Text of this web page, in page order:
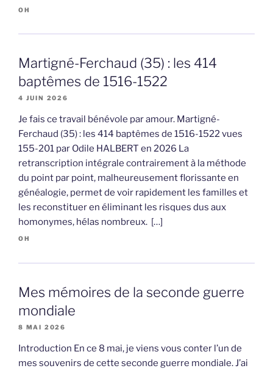
OH
Martigné-Ferchaud (35) : les 414
baptêmes de 1516-1522
4 JUIN 2026
Je fais ce travail bénévole par amour. Martigné-
Ferchaud (35) : les 414 baptêmes de 1516-1522 vues
155-201 par Odile HALBERT en 2026 La
retranscription intégrale contrairement à la méthode
du point par point, malheureusement florissante en
généalogie, permet de voir rapidement les familles et
les reconstituer en éliminant les risques dus aux
homonymes, hélas nombreux. […]
OH
Mes mémoires de la seconde guerre
mondiale
8 MAI 2026
Introduction En ce 8 mai, je viens vous conter l’un de
mes souvenirs de cette seconde guerre mondiale. J’ai